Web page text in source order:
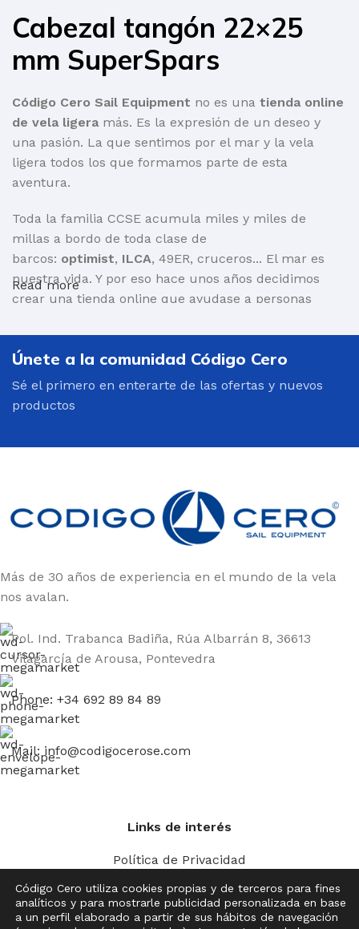
Cabezal tangón 22×25
mm SuperSpars
Código Cero Sail Equipment no es una tienda online
de vela ligera más. Es la expresión de un deseo y
una pasión. La que sentimos por el mar y la vela
ligera todos los que formamos parte de esta
aventura.
Toda la familia CCSE acumula miles y miles de
millas a bordo de toda clase de
barcos: optimist, ILCA, 49ER, cruceros... El mar es
nuestra vida. Y por eso hace unos años decidimos
crear una tienda online que ayudase a personas
para salir a navegar.
mástiles, cascos, velas, carros de varada, repuestos...
Pero también
públicos: profesionales, aficionados.
Una tienda online especializada en el mundo de la
impulsada por personas como tú.
Amantes de las regatas y del trabajo en equipo.
Read more
Únete a la comunidad Código Cero
Sé el primero en enterarte de las ofertas y nuevos
productos
Más de 30 años de experiencia en el mundo de la vela
nos avalan.
Pol. Ind. Trabanca Badiña, Rúa Albarrán 8, 36613
Vilagarcía de Arousa, Pontevedra
Phone: +34 692 89 84 89
Mail: info@codigocerose.com
Links de interés
Política de Privacidad
Política de Cookies
Código Cero utiliza cookies propias y de terceros para fines
analíticos y para mostrarle publicidad personalizada en base
a un perfil elaborado a partir de sus hábitos de navegación